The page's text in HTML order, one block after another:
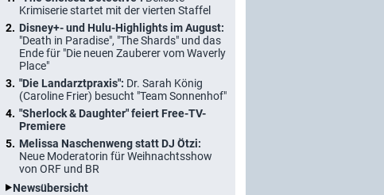
Krimiserie startet mit der vierten Staffel
Disney+- und Hulu-Highlights im August:
"Death in Paradise", "The Shards" und das
Ende für "Die neuen Zauberer vom Waverly
Place"
"Die Landarztpraxis": Dr. Sarah König
(Caroline Frier) besucht "Team Sonnenhof"
"Sherlock & Daughter" feiert Free-TV-
Premiere
Melissa Naschenweng statt DJ Ötzi:
Neue Moderatorin für Weihnachtsshow
von ORF und BR
Newsübersicht